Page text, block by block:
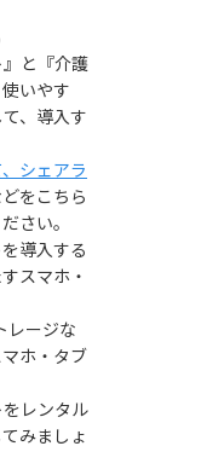
と『介護
いやす
、導入す
シェアラ
をこちら
さい。
導入する
スマホ・
レージな
ホ・タブ
レンタル
みましょ